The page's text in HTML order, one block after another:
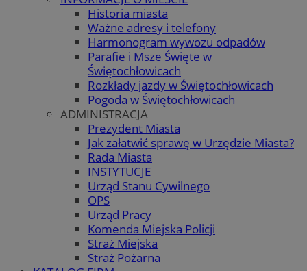
Historia miasta
Ważne adresy i telefony
Harmonogram wywozu odpadów
Parafie i Msze Święte w
Świętochłowicach
Rozkłady jazdy w Świętochłowicach
Pogoda w Świętochłowicach
ADMINISTRACJA
Prezydent Miasta
Jak załatwić sprawę w Urzędzie Miasta?
Rada Miasta
INSTYTUCJE
Urząd Stanu Cywilnego
OPS
Urząd Pracy
Komenda Miejska Policji
Straż Miejska
Straż Pożarna